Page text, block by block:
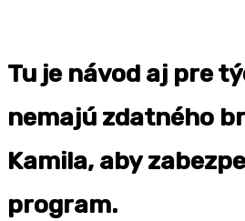
Tu je návod aj pre
nemajú zdatného
Kamila, aby
program.